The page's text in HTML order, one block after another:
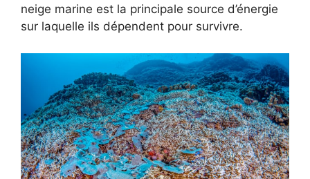
neige marine est la principale source d’énergie
sur laquelle ils dépendent pour survivre.